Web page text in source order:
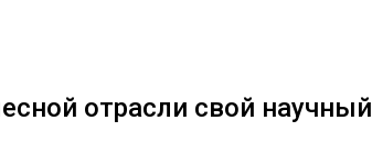
отрасли свой научный